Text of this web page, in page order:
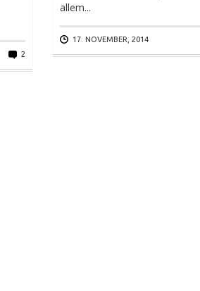
allem...
17. NOVEMBER, 2014
2